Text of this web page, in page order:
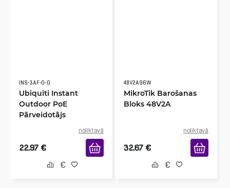
INS-3AF-O-G
Ubiquiti Instant
Outdoor PoE
Pārveidotājs
noliktavā
22.97 €
48V2A96W
MikroTik Barošanas
Bloks 48V2A
noliktavā
32.67 €